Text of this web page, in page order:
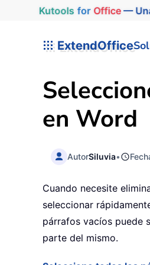
Kutools for Office—
ExtendOffice
en Word
AutorSiluvia•
Cuando necesite
seleccionar
párrafos vacíos puede
parte del mismo.